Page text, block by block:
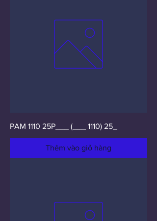
PAM 1110 25P___ (___ 1110) 25_
Thêm vào giỏ hàng